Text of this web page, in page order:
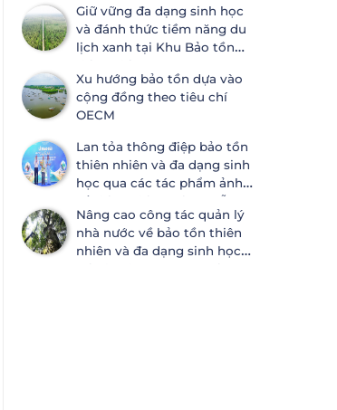
Giữ vững đa dạng sinh học
và đánh thức tiềm năng du
lịch xanh tại Khu Bảo tồn
Hoàng
Xu hướng bảo tồn dựa vào
cộng đồng theo tiêu chí
OECM
Lan tỏa thông điệp bảo tồn
thiên nhiên và đa dạng sinh
học qua các tác phẩm ảnh
về thiên nhiên tại Đà Nẵng
Nâng cao công tác quản lý
nhà nước về bảo tồn thiên
nhiên và đa dạng sinh học